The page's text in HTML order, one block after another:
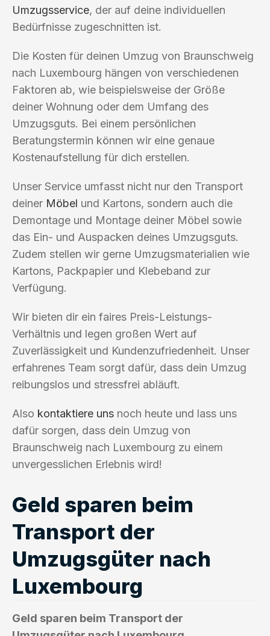
Umzugsservice, der auf deine individuellen
Bedürfnisse zugeschnitten ist.
Die Kosten für deinen Umzug von Braunschweig
nach Luxembourg hängen von verschiedenen
Faktoren ab, wie beispielsweise der Größe
deiner Wohnung oder dem Umfang des
Umzugsguts. Bei einem persönlichen
Beratungstermin können wir eine genaue
Kostenaufstellung für dich erstellen.
Unser Service umfasst nicht nur den Transport
deiner Möbel und Kartons, sondern auch die
Demontage und Montage deiner Möbel sowie
das Ein- und Auspacken deines Umzugsguts.
Zudem stellen wir gerne Umzugsmaterialien wie
Kartons, Packpapier und Klebeband zur
Verfügung.
Wir bieten dir ein faires Preis-Leistungs-
Verhältnis und legen großen Wert auf
Zuverlässigkeit und Kundenzufriedenheit. Unser
erfahrenes Team sorgt dafür, dass dein Umzug
reibungslos und stressfrei abläuft.
Also kontaktiere uns noch heute und lass uns
dafür sorgen, dass dein Umzug von
Braunschweig nach Luxembourg zu einem
unvergesslichen Erlebnis wird!
Geld sparen beim
Transport der
Umzugsgüter nach
Luxembourg
Geld sparen beim Transport der